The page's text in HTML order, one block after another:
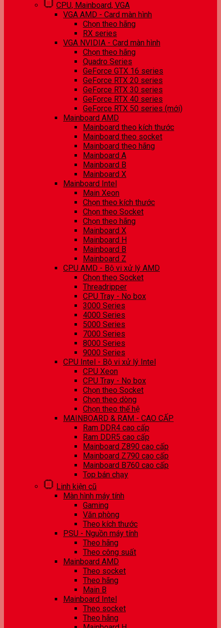
CPU, Mainboard, VGA
VGA AMD - Card màn hình
Chọn theo hãng
RX series
VGA NVIDIA - Card màn hình
Chọn theo hãng
Quadro Series
GeForce GTX 16 series
GeForce RTX 20 series
GeForce RTX 30 series
GeForce RTX 40 series
GeForce RTX 50 series (mới)
Mainboard AMD
Mainboard theo kích thước
Mainboard theo socket
Mainboard theo hãng
Mainboard A
Mainboard B
Mainboard X
Mainboard Intel
Main Xeon
Chọn theo kích thước
Chọn theo Socket
Chọn theo hãng
Mainboard X
Mainboard H
Mainboard B
Mainboard Z
CPU AMD - Bộ vi xử lý AMD
Chọn theo Socket
Threadripper
CPU Tray - No box
3000 Series
4000 Series
5000 Series
7000 Series
8000 Series
9000 Series
CPU Intel - Bộ vi xử lý Intel
CPU Xeon
CPU Tray - No box
Chọn theo Socket
Chọn theo dòng
Chọn theo thế hệ
MAINBOARD & RAM - CAO CẤP
Ram DDR4 cao cấp
Ram DDR5 cao cấp
Mainboard Z890 cao cấp
Mainboard Z790 cao cấp
Mainboard B760 cao cấp
Top bán chạy
Linh kiện cũ
Màn hình máy tính
Gaming
Văn phòng
Theo kích thước
PSU - Nguồn máy tính
Theo hãng
Theo công suất
Mainboard AMD
Theo socket
Theo hãng
Main B
Mainboard Intel
Theo socket
Theo hãng